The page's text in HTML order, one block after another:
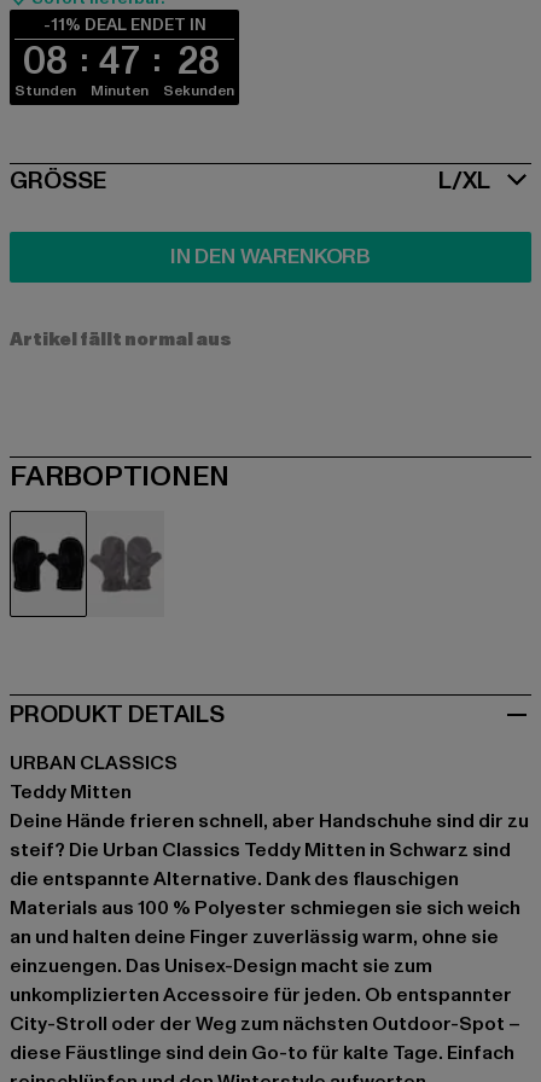
-11% DEAL ENDET IN
08
Stunden
47
Minuten
28
Sekunden
SIZE
GRÖSSE L/XL
IN DEN WARENKORB
Artikel fällt normal aus
FARBOPTIONEN
PRODUKT DETAILS
URBAN CLASSICS
Teddy Mitten
Deine Hände frieren schnell, aber Handschuhe sind dir zu
steif? Die Urban Classics Teddy Mitten in Schwarz sind
die entspannte Alternative. Dank des flauschigen
Materials aus 100 % Polyester schmiegen sie sich weich
an und halten deine Finger zuverlässig warm, ohne sie
einzuengen. Das Unisex-Design macht sie zum
unkomplizierten Accessoire für jeden. Ob entspannter
City-Stroll oder der Weg zum nächsten Outdoor-Spot –
diese Fäustlinge sind dein Go-to für kalte Tage. Einfach